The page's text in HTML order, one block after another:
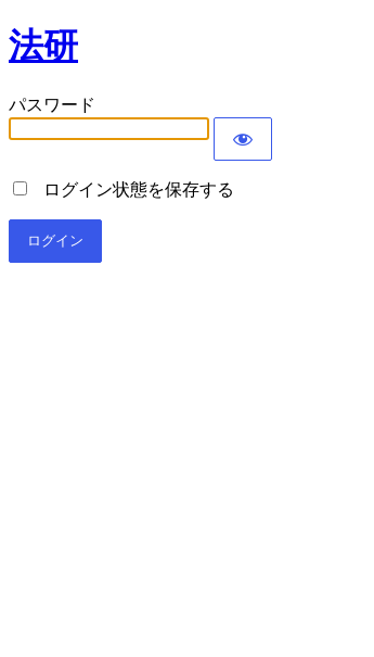
法研
パスワード
ログイン状態を保存する